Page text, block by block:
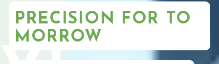
PRECISION FOR TO
MORROW